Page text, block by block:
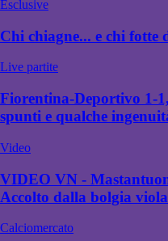
Esclusive
Chi chiagne... e chi fotte
Live partite
Fiorentina-Deportivo 1-
spunti e qualche
Video
VIDEO VN -
Accolto dalla bolgia viola
Calciomercato